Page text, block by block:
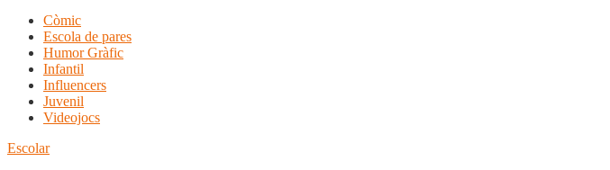
Còmic
Escola de pares
Humor Gràfic
Infantil
Influencers
Juvenil
Videojocs
Escolar